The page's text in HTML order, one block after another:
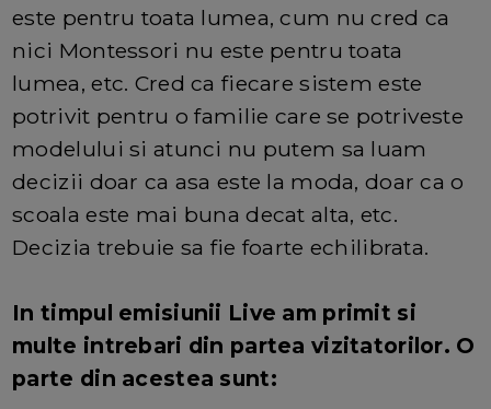
este pentru toata lumea, cum nu cred ca
nici Montessori nu este pentru toata
lumea, etc. Cred ca fiecare sistem este
potrivit pentru o familie care se potriveste
modelului si atunci nu putem sa luam
decizii doar ca asa este la moda, doar ca o
scoala este mai buna decat alta, etc.
Decizia trebuie sa fie foarte echilibrata.
In timpul emisiunii Live am primit si
multe intrebari din partea vizitatorilor. O
parte din acestea sunt: